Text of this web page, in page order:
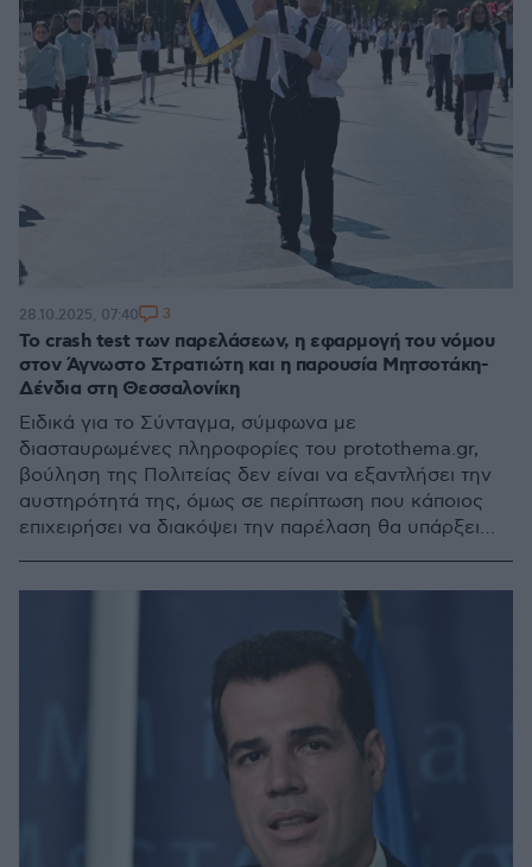
Το crash test των παρελάσεων, η εφαρμογή του νόμου
στον Άγνωστο Στρατιώτη και η παρουσία Μητσοτάκη-
Δένδια στη Θεσσαλονίκη
Ειδικά για το Σύνταγμα, σύμφωνα με
διασταυρωμένες πληροφορίες του protothema.gr,
βούληση της Πολιτείας δεν είναι να εξαντλήσει την
αυστηρότητά της, όμως σε περίπτωση που κάποιος
επιχειρήσει να διακόψει την παρέλαση θα υπάρξει
28.10.2025, 07:40 3